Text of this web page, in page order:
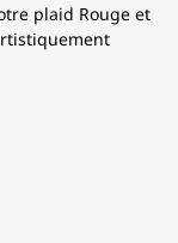
plaid Rouge et